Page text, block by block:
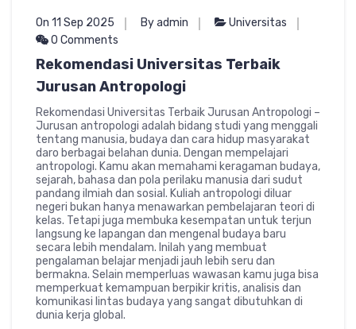
On 11 Sep 2025 By admin
Universitas
0 Comments
Rekomendasi Universitas Terbaik
Jurusan Antropologi
Rekomendasi Universitas Terbaik Jurusan Antropologi –
Jurusan antropologi adalah bidang studi yang menggali
tentang manusia, budaya dan cara hidup masyarakat
daro berbagai belahan dunia. Dengan mempelajari
antropologi. Kamu akan memahami keragaman budaya,
sejarah, bahasa dan pola perilaku manusia dari sudut
pandang ilmiah dan sosial. Kuliah antropologi diluar
negeri bukan hanya menawarkan pembelajaran teori di
kelas. Tetapi juga membuka kesempatan untuk terjun
langsung ke lapangan dan mengenal budaya baru
secara lebih mendalam. Inilah yang membuat
pengalaman belajar menjadi jauh lebih seru dan
bermakna. Selain memperluas wawasan kamu juga bisa
memperkuat kemampuan berpikir kritis, analisis dan
komunikasi lintas budaya yang sangat dibutuhkan di
dunia kerja global.